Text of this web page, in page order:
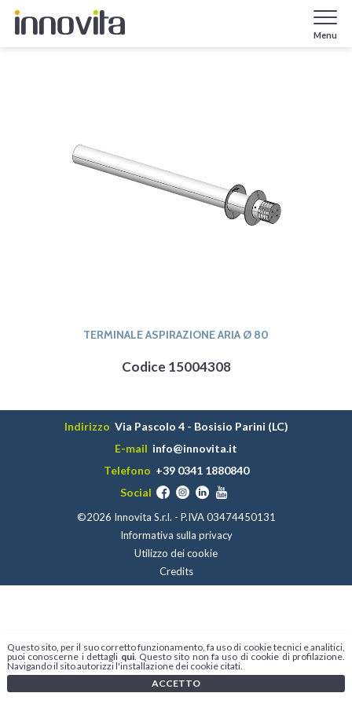
Menu
TERMINALE ASPIRAZIONE ARIA Ø 80
Codice 15004308
Indirizzo Via Pascolo 4 - Bosisio Parini (LC)
E-mail info@innovita.it
Telefono +39 0341 1880840
Social
©2026 Innovita S.r.l. - P.IVA 03474450131
Informativa sulla privacy
Utilizzo dei cookie
Credits
Questo sito, per il suo corretto funzionamento, fa uso di cookie tecnici e analitici,
puoi conoscerne i dettagli qui. Questo sito non fa uso di cookie di profilazione.
Navigando il sito autorizzi l'installazione dei cookie citati.
ACCETTO